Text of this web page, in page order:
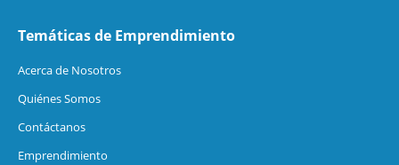
Temáticas de Emprendimiento
Acerca de Nosotros
Quiénes Somos
Contáctanos
Emprendimiento